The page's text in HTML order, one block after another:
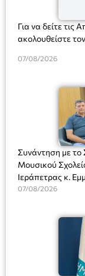
Για να δείτε τις
ακολουθείστε
07/08/2026
Συνάντηση με το
Μουσικού
Ιεράπετρας κ.
Διευθύντριας
07/08/2026